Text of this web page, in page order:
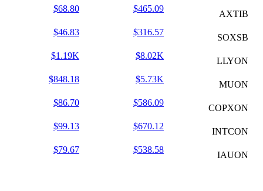
AXTIB
$465.09
$68.80
SOXSB
$316.57
$46.83
LLYON
$8.02K
$1.19K
MUON
$5.73K
$848.18
COPXON
$586.09
$86.70
INTCON
$670.12
$99.13
IAUON
$538.58
$79.67